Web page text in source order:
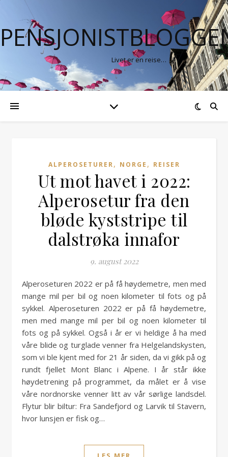
Livet er en reise…
ALPEROSETURER, NORGE , REISER
Ut mot havet i 2022:
Alperosetur fra den
bløde kyststripe til
dalstrøka innafor
9. august 2022
Alperoseturen 2022 er på få høydemetre, men med
mange mil per bil og noen kilometer til fots og på
sykkel. Alperoseturen 2022 er på få høydemetre,
men med mange mil per bil og noen kilometer til
fots og på sykkel. Også i år er vi heldige å ha med
våre blide og turglade venner fra Helgelandskysten,
som vi ble kjent med for 21 år siden, da vi gikk på og
rundt fjellet Mont Blanc i Alpene. I år står ikke
høydetrening på programmet, da målet er å vise
våre nordnorske venner litt av vår sørlige landsdel.
Flytur blir biltur: Fra Sandefjord og Larvik til Stavern,
hvor lunsjen er fisk og…